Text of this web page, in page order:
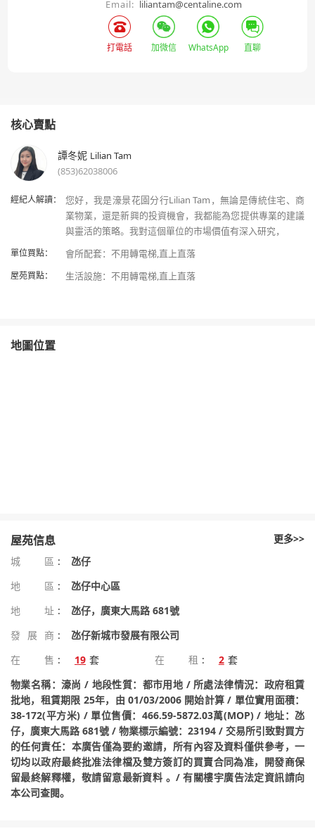
Email: liliantam@centaline.com
打電話 加微信 WhatsApp 直聊
核心賣點
譚冬妮 Lilian Tam
(853)62038006
經紀人解讀：
您好，我是濠景花園分行Lilian Tam，無論是傳統住宅、商
業物業，還是新興的投資機會，我都能為您提供專業的建議
單位買點：
屋苑買點：
地圖位置
屋苑信息
更多>>
城區 : 氹仔
地區 :
氹仔中心區
地址 :
氹仔，廣東大馬路 681號
發展商 :
氹仔新城市發展有限公司
在售 : 19 套 在租 : 2 套
物業名稱：濠尚 / 地段性質：都市用地 / 所處法律情況：政府租賃
批地，租賃期限 25年，由 01/03/2006 開始計算 / 單位實用面積：
38-172(平方米) / 單位售價：466.59-5872.03萬(MOP) / 地址：氹
仔，廣東大馬路 681號 / 物業標示編號：23194 / 交易所引致對買方
的任何責任：本廣告僅為要約邀請，所有內容及資料僅供參考，一
切均以政府最終批准法律檔及雙方簽訂的買賣合同為准，開發商保
留最終解釋權，敬請留意最新資料 。/ 有關樓宇廣告法定資訊請向
本公司查閱。